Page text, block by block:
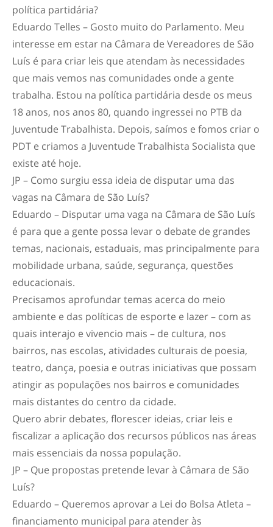
política partidária?
Eduardo Telles – Gosto muito do Parlamento. Meu
interesse em estar na Câmara de Vereadores de São
Luís é para criar leis que atendam às necessidades
que mais vemos nas comunidades onde a gente
trabalha. Estou na política partidária desde os meus
18 anos, nos anos 80, quando ingressei no PTB da
Juventude Trabalhista. Depois, saímos e fomos criar o
PDT e criamos a Juventude Trabalhista Socialista que
existe até hoje.
JP – Como surgiu essa ideia de disputar uma das
vagas na Câmara de São Luís?
Eduardo – Disputar uma vaga na Câmara de São Luís
é para que a gente possa levar o debate de grandes
temas, nacionais, estaduais, mas principalmente para
mobilidade urbana, saúde, segurança, questões
educacionais.
Precisamos aprofundar temas acerca do meio
ambiente e das políticas de esporte e lazer – com as
quais interajo e vivencio mais – de cultura, nos
bairros, nas escolas, atividades culturais de poesia,
teatro, dança, poesia e outras iniciativas que possam
atingir as populações nos bairros e comunidades
mais distantes do centro da cidade.
Quero abrir debates, florescer ideias, criar leis e
fiscalizar a aplicação dos recursos públicos nas áreas
mais essenciais da nossa população.
JP – Que propostas pretende levar à Câmara de São
Luís?
Eduardo – Queremos aprovar a Lei do Bolsa Atleta –
financiamento municipal para atender às